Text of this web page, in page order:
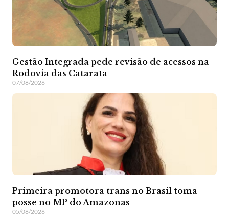
Gestão Integrada pede revisão de acessos na
Rodovia das Catarata
07/08/2026
Primeira promotora trans no Brasil toma
posse no MP do Amazonas
05/08/2026